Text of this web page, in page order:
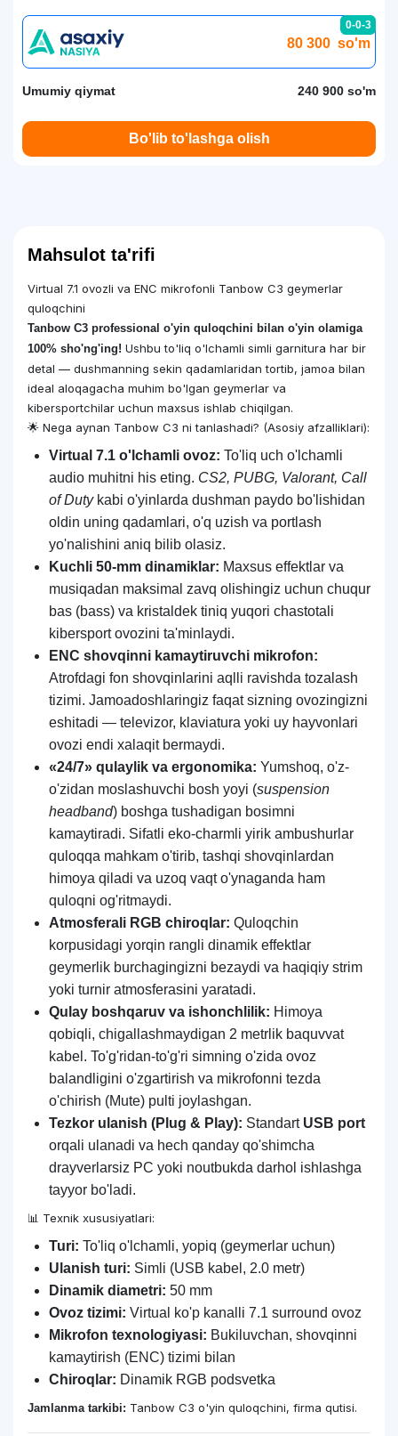
0-0-3
80 300 so'm
Umumiy qiymat 240 900 so'm
Bo'lib to'lashga olish
Mahsulot ta'rifi
Virtual 7.1 ovozli va ENC mikrofonli Tanbow C3 geymerlar
quloqchini
Tanbow C3 professional o'yin quloqchini bilan o'yin olamiga
100% sho'ng'ing! Ushbu to'liq o'lchamli simli garnitura har bir
detal — dushmanning sekin qadamlaridan tortib, jamoa bilan
ideal aloqagacha muhim bo'lgan geymerlar va
kibersportchilar uchun maxsus ishlab chiqilgan.
🌟 Nega aynan Tanbow C3 ni tanlashadi? (Asosiy afzalliklari):
Virtual 7.1 o'lchamli ovoz: To'liq uch o'lchamli
audio muhitni his eting. CS2, PUBG, Valorant, Call
of Dutykabi o'yinlarda dushman paydo bo'lishidan
oldin uning qadamlari, o'q uzish va portlash
yo'nalishini aniq bilib olasiz.
Kuchli 50-mm dinamiklar: Maxsus effektlar va
musiqadan maksimal zavq olishingiz uchun chuqur
bas (bass) va kristaldek tiniq yuqori chastotali
kibersport ovozini ta'minlaydi.
ENC shovqinni kamaytiruvchi mikrofon:
Atrofdagi fon shovqinlarini aqlli ravishda tozalash
tizimi. Jamoadoshlaringiz faqat sizning ovozingizni
eshitadi — televizor, klaviatura yoki uy hayvonlari
ovozi endi xalaqit bermaydi.
«24/7» qulaylik va ergonomika: Yumshoq, o'z-
o'zidan moslashuvchi bosh yoyi (suspension
headband) boshga tushadigan bosimni
kamaytiradi. Sifatli eko-charmli yirik ambushurlar
quloqqa mahkam o'tirib, tashqi shovqinlardan
himoya qiladi va uzoq vaqt o'ynaganda ham
quloqni og'ritmaydi.
Atmosferali RGB chiroqlar: Quloqchin
korpusidagi yorqin rangli dinamik effektlar
geymerlik burchagingizni bezaydi va haqiqiy strim
yoki turnir atmosferasini yaratadi.
Qulay boshqaruv va ishonchlilik: Himoya
qobiqli, chigallashmaydigan 2 metrlik baquvvat
kabel. To'g'ridan-to'g'ri simning o'zida ovoz
balandligini o'zgartirish va mikrofonni tezda
o'chirish (Mute) pulti joylashgan.
Tezkor ulanish (Plug & Play): Standart USB port
orqali ulanadi va hech qanday qo'shimcha
drayverlarsiz PC yoki noutbukda darhol ishlashga
tayyor bo'ladi.
📊 Texnik xususiyatlari:
Turi: To'liq o'lchamli, yopiq (geymerlar uchun)
Ulanish turi: Simli (USB kabel, 2.0 metr)
Dinamik diametri: 50 mm
Ovoz tizimi: Virtual ko'p kanalli 7.1 surround ovoz
Mikrofon texnologiyasi: Bukiluvchan, shovqinni
kamaytirish (ENC) tizimi bilan
Chiroqlar: Dinamik RGB podsvetka
Jamlanma tarkibi: Tanbow C3 o'yin quloqchini, firma qutisi.